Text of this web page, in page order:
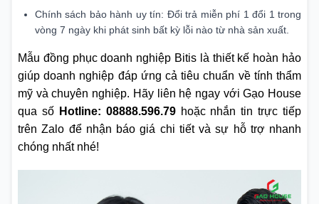
Chính sách bảo hành uy tín: Đổi trả miễn phí 1 đổi 1 trong
vòng 7 ngày khi phát sinh bất kỳ lỗi nào từ nhà sản xuất.
Mẫu đồng phục doanh nghiệp Bitis là thiết kế hoàn hảo
giúp doanh nghiệp đáp ứng cả tiêu chuẩn về tính thẩm
mỹ và chuyên nghiệp. Hãy liên hệ ngay với Gạo House
qua số Hotline: 08888.596.79hoặc nhắn tin trực tiếp
trên Zalo để nhận báo giá chi tiết và sự hỗ trợ nhanh
chóng nhất nhé!